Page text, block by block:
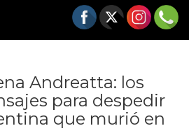
Andreatta: los
para despedir
que murió en